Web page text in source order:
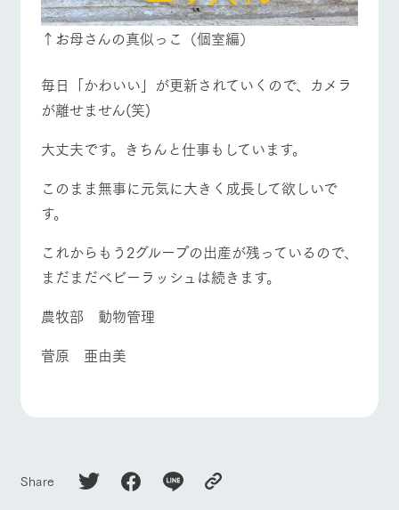
↑お母さんの真似っこ（個室編）
毎日「かわいい」が更新されていくので、カメラ
が離せません(笑)
大丈夫です。きちんと仕事もしています。
このまま無事に元気に大きく成長して欲しいで
す。
これからもう2グループの出産が残っているので、
まだまだベビーラッシュは続きます。
農牧部 動物管理
菅原 亜由美
Share